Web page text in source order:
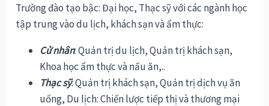
Trường đào tạo bậc: Đại học, Thạc sỹ với các ngành học
tập trung vào du lịch, khách sạn và ẩm thực:
Cử nhân: Quản trị du lịch, Quản trị khách sạn,
Khoa học ẩm thực và nấu ăn,..
Thạc sỹ: Quản trị khách sạn, Quản trị dịch vụ ăn
uống, Du lịch: Chiến lược tiếp thị và thương mại